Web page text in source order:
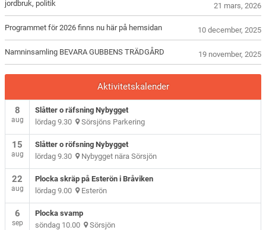
jordbruk, politik 21 mars, 2026
Programmet för 2026 finns nu här på hemsidan 10 december, 2025
Namninsamling BEVARA GUBBENS TRÄDGÅRD 19 november, 2025
Aktivitetskalender
8
aug
Slåtter o räfsning Nybygget
lördag 9.30 Sörsjöns Parkering
15
aug
Slåtter o röfsning Nybygget
lördag 9.30 Nybygget nära Sörsjön
22
aug
Plocka skräp på Esterön i Bråviken
lördag 9.00 Esterön
6
sep
Plocka svamp
söndag 10.00 Sörsjön